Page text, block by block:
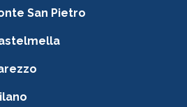
San Pietro